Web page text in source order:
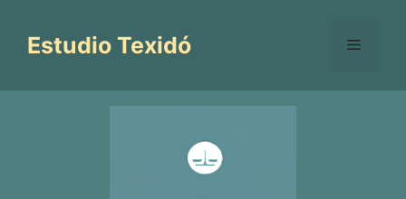
contenido
Estudio Texidó Menú